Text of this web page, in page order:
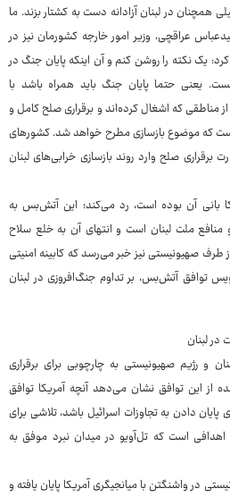
در لبنان آزادانه دست به کشتار بزند. ما
عراقچی، وزیر امور خارجه کشورمان نیز در
کرد: یک نکته را روشن کنم و آن اینکه پایان جنگ در
یعنی حتما پایان جنگ باید همراه باشد با
مناطقی که اشغال کرده‌اند و برقراری صلح کامل و
که موضوع بازسازی مطرح خواهد شد. کشورهای
صلح وارد روند بازسازی خرابی‌های لبنان
بانی آن بوده است، رد می‌کند؛ این آتش‌بس به
منافع ملت لبنان است و انتهای آن به خلع سلاح
صهیونیستی نیز خبر می‌رسد که کابینه امنیتی
توافق آتش‌بس، بر تداوم جنگ‌افروزی در لبنان
در لبنان
و رژیم صهیونیستی به چارچوبی برای برقراری
این توافق نشان می‌دهد آنچه آمریکا توافق
پایان دادن به تجاوزات اسرائیل باشد، تلاشی برای
اهدافی است که تل‌آویو در میدان نبرد موفق به
در واشنگتن با میانجیگری آمریکا پایان یافته و